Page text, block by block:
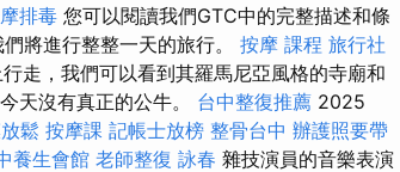
排毒 您可以閱讀我們GTC中的完整描述和條
將進行整整一天的旅行。 按摩 課程 旅行社
走，我們可以看到其羅馬尼亞風格的寺廟和
天沒有真正的公牛。 台中整復推薦 2025
鬆 按摩課 記帳士放榜 整骨台中 辦護照要帶
養生會館 老師整復 詠春 雜技演員的音樂表演